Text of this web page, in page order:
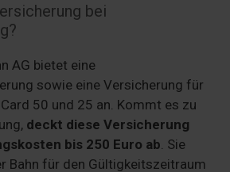
bei
AG bietet eine
sowie eine Versicherung für
50 und 25 an. Kommt es zu
deckt diese Versicherung
bis 250 Euro ab . Sie
Bahn für den Gültigkeitszeitraum